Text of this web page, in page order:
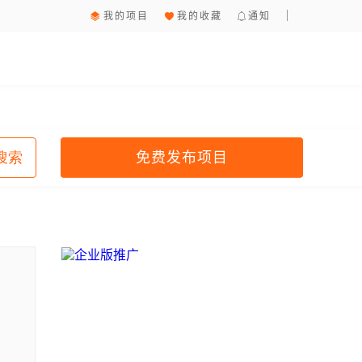
我的项目 我的收藏 通知
索 免费发布项目